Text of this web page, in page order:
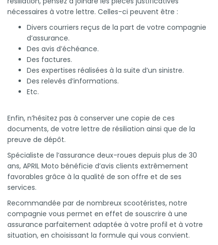
nécessaires à votre lettre. Celles-ci peuvent être :
Divers courriers reçus de la part de votre compagnie
d’assurance.
Des avis d’échéance.
Des factures.
Des expertises réalisées à la suite d’un sinistre.
Des relevés d’informations.
Etc.
Enfin, n’hésitez pas à conserver une copie de ces
documents, de votre lettre de résiliation ainsi que de la
preuve de dépôt.
Spécialiste de l’assurance deux-roues depuis plus de 30
ans, APRIL Moto bénéficie d’avis clients extrêmement
favorables grâce à la qualité de son offre et de ses
services.
Recommandée par de nombreux scootéristes, notre
compagnie vous permet en effet de souscrire à une
assurance parfaitement adaptée à votre profil et à votre
situation, en choisissant la formule qui vous convient.